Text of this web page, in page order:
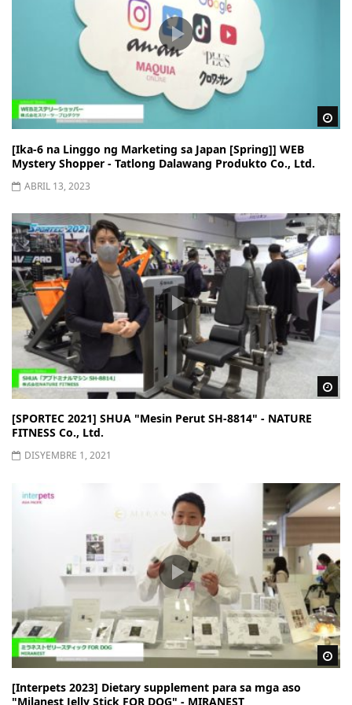
[Ika-6 na Linggo ng Marketing sa Japan [Spring]] WEB
Mystery Shopper - Tatlong Dalawang Produkto Co., Ltd.
ABRIL 13, 2023
[SPORTEC 2021] SHUA "Mesin Perut SH-8814" - NATURE
FITNESS Co., Ltd.
DISYEMBRE 1, 2021
[Interpets 2023] Dietary supplement para sa mga aso
"Milanest Jelly Stick FOR DOG" - MIRANEST